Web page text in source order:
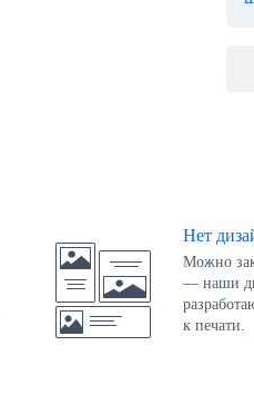
Нет
Можно
— наши
к печати.